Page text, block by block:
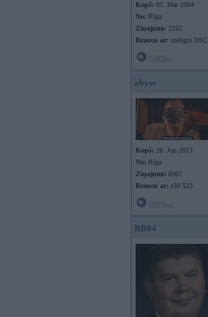
Kopš: 03. Mar 2004
No: Rīga
Ziņojumi: 2262
Braucu ar: izslēgtu DSC
abyss
Kopš: 26. Jun 2013
No: Rīga
Ziņojumi: 8907
Braucu ar: e39 523
RR04